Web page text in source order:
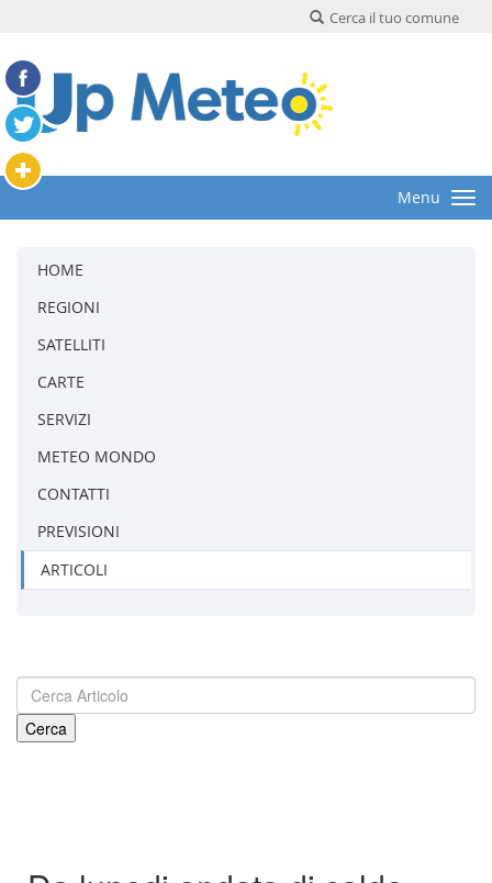
Cerca il tuo comune
Menu
HOME
REGIONI
SATELLITI
CARTE
SERVIZI
METEO MONDO
CONTATTI
PREVISIONI
ARTICOLI